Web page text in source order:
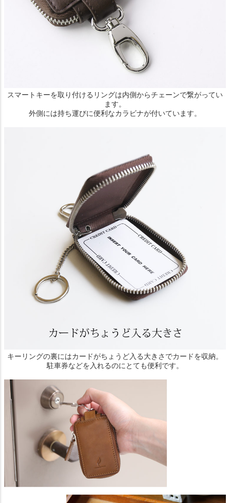
スマートキーを取り付けるリングは内側からチェーンで繋がってい
ます。
外側には持ち運びに便利なカラビナが付いています。
キーリングの裏にはカードがちょうど入る大きさでカードを収納。
駐車券などを入れるのにとても便利です。